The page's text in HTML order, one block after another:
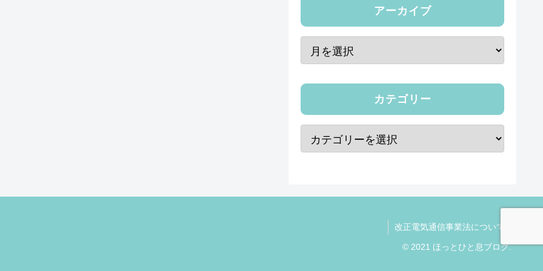
アーカイブ
カテゴリー
改正電気通信事業法について
© 2021 ほっとひと息ブログ.